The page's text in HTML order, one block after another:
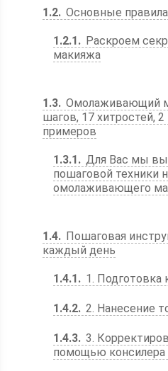
1.2 Основные
1.2.1
Раскроем
макияжа
1.3 Омолаживающий
шагов, 17 хитростей,
примеров
1.3.1
Для Вас мы
пошаговой техники
омолаживающего
1.4
Пошаговая
каждый день
1.4.1 1. Подготовка
1.4.2 2. Нанесение
1.4.3 3.
помощью консилера